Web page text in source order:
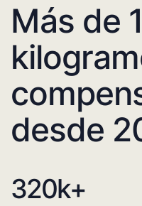
Más de
desde
320k+